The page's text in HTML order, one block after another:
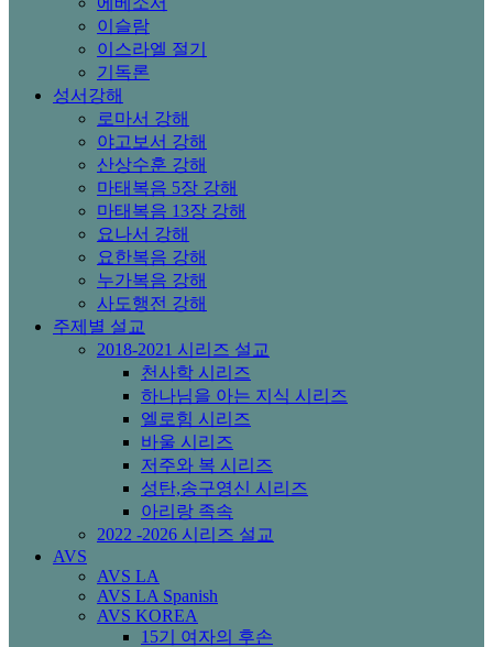
이슬람
이스라엘 절기
기독론
성서강해
로마서 강해
야고보서 강해
산상수훈 강해
마태복음 5장 강해
마태복음 13장 강해
요나서 강해
요한복음 강해
누가복음 강해
사도행전 강해
주제별 설교
2018-2021 시리즈 설교
천사학 시리즈
하나님을 아는 지식 시리즈
엘로힘 시리즈
바울 시리즈
저주와 복 시리즈
성탄,송구영신 시리즈
아리랑 족속
2022 -2026 시리즈 설교
AVS
AVS LA
AVS LA Spanish
AVS KOREA
15기 여자의 후손